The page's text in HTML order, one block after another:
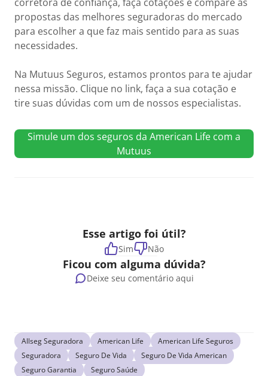
propostas das melhores seguradoras do mercado
para escolher a que faz mais sentido para as suas
necessidades.
Na Mutuus Seguros, estamos prontos para te ajudar
nessa missão. Clique no link, faça a sua cotação e
tire suas dúvidas com um de nossos especialistas.
Simule um dos seguros da American Life com a
Mutuus
Esse artigo foi útil?
Sim Não
Ficou com alguma dúvida?
Deixe seu comentário aqui
Allseg Seguradora American Life
American Life Seguros
Seguradora
Seguro De Vida
Seguro De Vida American
Seguro Garantia
Seguro Saúde